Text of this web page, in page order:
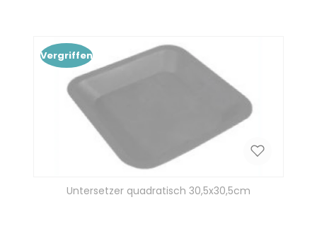
Vergriffen
Untersetzer quadratisch 30,5x30,5cm